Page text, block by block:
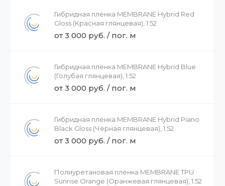
Гибридная плёнка MEMBRANE Hybrid Red
Gloss (Красная глянцевая), 1.52
от 3 000 руб. / пог. м
Гибридная плёнка MEMBRANE Hybrid Blue
(Голубая глянцевая), 1.52
от 3 000 руб. / пог. м
Гибридная плёнка MEMBRANE Hybrid Piano
Black Gloss (Чёрная глянцевая), 1.52
от 3 000 руб. / пог. м
Полиуретановая плёнка MEMBRANE TPU
Sunrise Orange (Оранжевая глянцевая), 1.52